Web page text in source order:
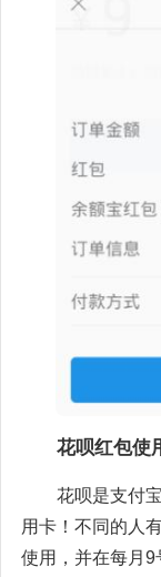
花呗红包使
花呗是支付
用卡！不同的人
使用，并在每月9